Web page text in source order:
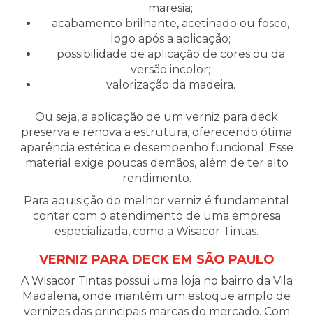
maresia;
acabamento brilhante, acetinado ou fosco,
logo após a aplicação;
possibilidade de aplicação de cores ou da
versão incolor;
valorização da madeira.
Ou seja, a aplicação de um verniz para deck
preserva e renova a estrutura, oferecendo ótima
aparência estética e desempenho funcional. Esse
material exige poucas demãos, além de ter alto
rendimento.
Para aquisição do melhor verniz é fundamental
contar com o atendimento de uma empresa
especializada, como a Wisacor Tintas.
VERNIZ PARA DECK EM SÃO PAULO
A Wisacor Tintas possui uma loja no bairro da Vila
Madalena, onde mantém um estoque amplo de
vernizes das principais marcas do mercado. Com